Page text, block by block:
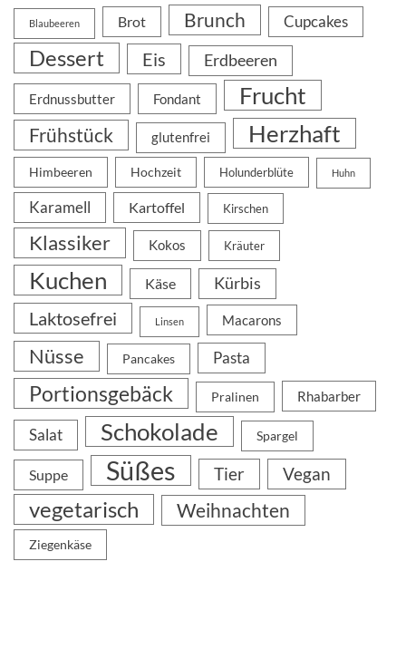
Blaubeeren Brot Brunch Cupcakes
Dessert Eis Erdbeeren
Erdnussbutter Fondant Frucht
Frühstück glutenfrei Herzhaft
Himbeeren Hochzeit Holunderblüte Huhn
Karamell Kartoffel Kirschen
Klassiker Kokos Kräuter
Kuchen Käse Kürbis
Laktosefrei Linsen Macarons
Nüsse Pancakes Pasta
Portionsgebäck Pralinen Rhabarber
Salat Schokolade Spargel
Suppe Süßes Tier Vegan
vegetarisch Weihnachten
Ziegenkäse